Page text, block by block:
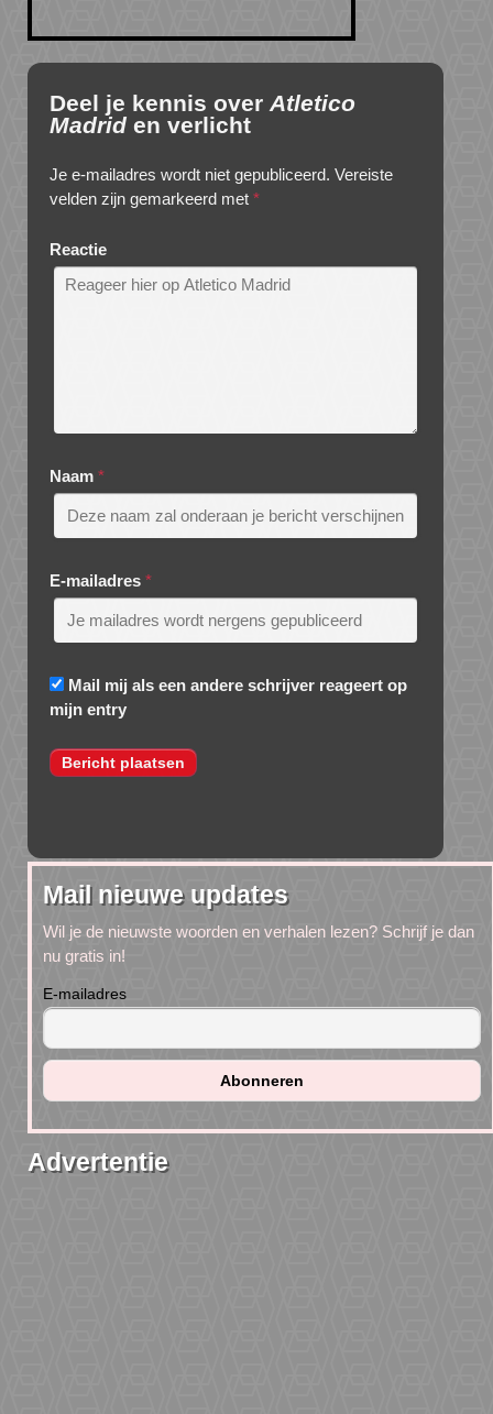
Deel je kennis over Atletico
Madrid en verlicht
Je e-mailadres wordt niet gepubliceerd. Vereiste
velden zijn gemarkeerd met *
Reactie
Naam *
E-mailadres *
Mail mij als een andere schrijver reageert op
mijn entry
Mail nieuwe updates
Wil je de nieuwste woorden en verhalen lezen? Schrijf je dan
nu gratis in!
E-mailadres
Advertentie